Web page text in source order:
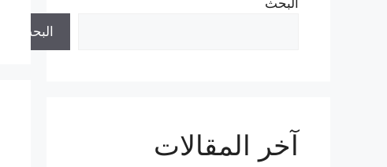
البحث
البحث
آخر المقالات